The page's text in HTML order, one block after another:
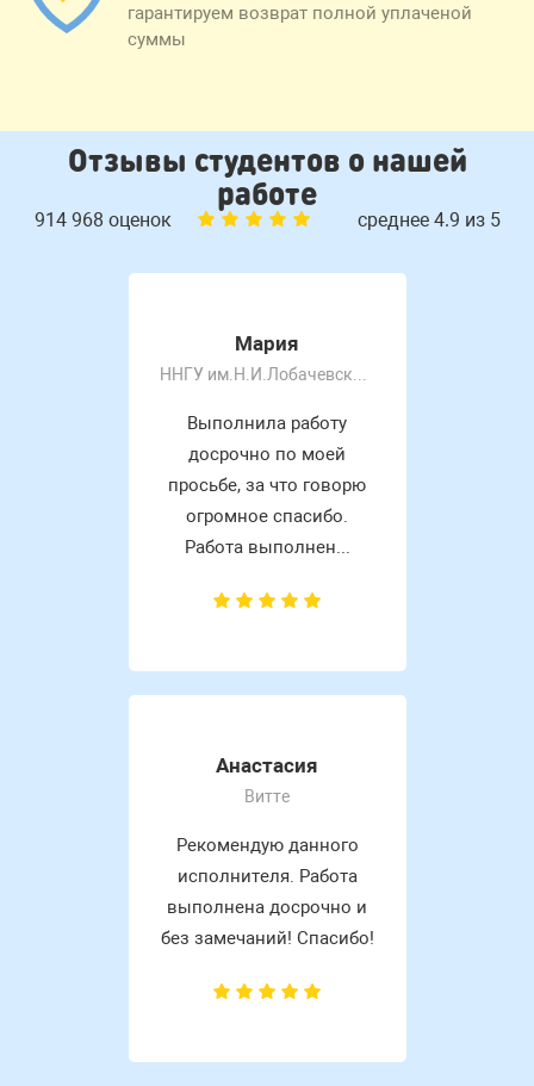
гарантируем возврат полной уплаченой
суммы
Отзывы студентов о нашей
работе
914 968 оценок среднее 4.9 из 5
Мария
ННГУ им.Н.И.Лобачевского
Выполнила работу
досрочно по моей
просьбе, за что говорю
огромное спасибо.
Работа выполнен...
Анастасия
Витте
Рекомендую данного
исполнителя. Работа
выполнена досрочно и
без замечаний! Спасибо!